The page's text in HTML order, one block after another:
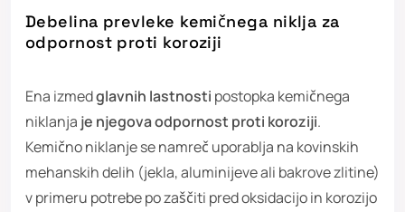
Debelina prevleke kemičnega niklja za
odpornost proti koroziji
Ena izmedglavnih lastnosti postopka kemičnega
niklanja je njegova odpornost proti koroziji.
Kemično niklanje se namreč uporablja na kovinskih
mehanskih delih (jekla, aluminijeve ali bakrove zlitine)
v primeru potrebe po zaščiti pred oksidacijo in korozijo